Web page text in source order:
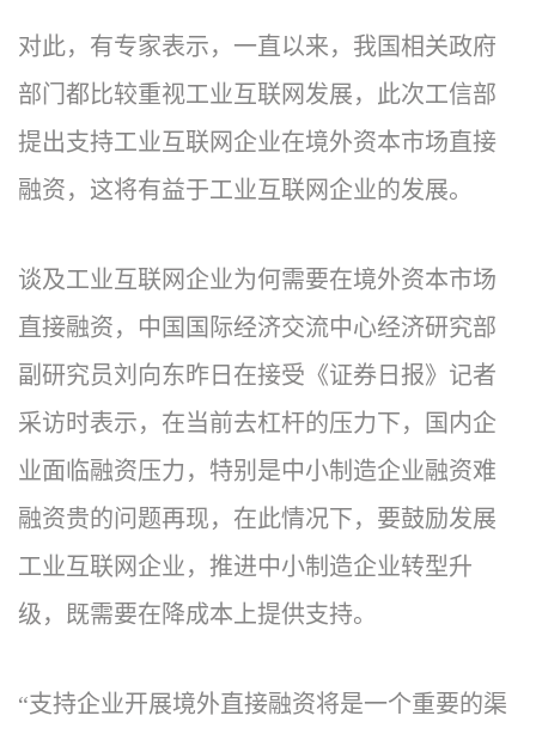
对此，有专家表示，一直以来，我国相关政府
部门都比较重视工业互联网发展，此次工信部
提出支持工业互联网企业在境外资本市场直接
融资，这将有益于工业互联网企业的发展。
谈及工业互联网企业为何需要在境外资本市场
直接融资，中国国际经济交流中心经济研究部
副研究员刘向东昨日在接受《证券日报》记者
采访时表示，在当前去杠杆的压力下，国内企
业面临融资压力，特别是中小制造企业融资难
融资贵的问题再现，在此情况下，要鼓励发展
工业互联网企业，推进中小制造企业转型升
级，既需要在降成本上提供支持。
“支持企业开展境外直接融资将是一个重要的渠